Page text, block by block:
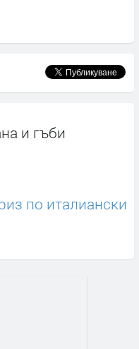
и гъби
по италиански